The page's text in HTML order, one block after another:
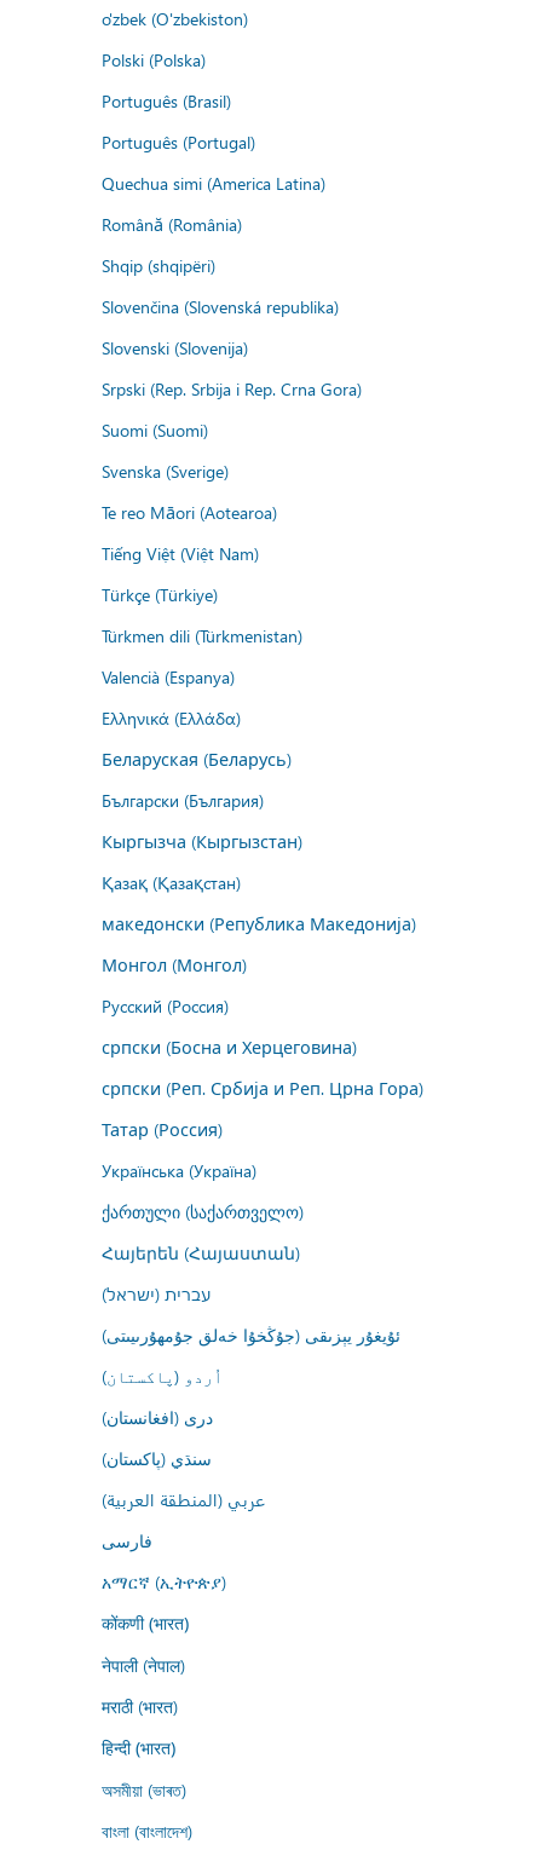
o'zbek (O'zbekiston)
Polski (Polska)
Português (Brasil)
Português (Portugal)
Quechua simi (America Latina)
Română (România)
Shqip (shqipëri)
Slovenčina (Slovenská republika)
Slovenski (Slovenija)
Srpski (Rep. Srbija i Rep. Crna Gora)
Suomi (Suomi)
Svenska (Sverige)
Te reo Māori (Aotearoa)
Tiếng Việt (Việt Nam)
Türkçe (Türkiye)
Türkmen dili (Türkmenistan)
Valencià (Espanya)
Ελληνικά (Ελλάδα)
Беларуская (Беларусь)
Български (България)
Кыргызча (Кыргызстан)
Қазақ (Қазақстан)
македонски (Република Македонија)
Монгол (Монгол)
Русский (Россия)
српски (Босна и Херцеговина)
српски (Реп. Србија и Реп. Црна Гора)
Татар (Россия)
Українська (Україна)
ქართული (საქართველო)
Հայերեն (Հայաստան)
עברית (ישראל)
ئۇيغۇر يېزىقى (جۇڭخۇا خەلق جۇمھۇرىيىتى)
اُردو (پاکستان)
درى (افغانستان)
سنڌي (پاکستان)
عربي (المنطقة العربية)
فارسى
አማርኛ (ኢትዮጵያ)
कोंकणी (भारत)
नेपाली (नेपाल)
मराठी (भारत)
हिन्दी (भारत)
অসমীয়া (ভাৰত)
বাংলা (বাংলাদেশ)